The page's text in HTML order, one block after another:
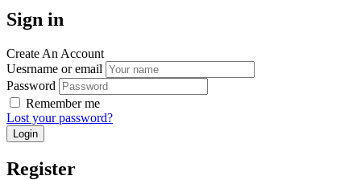
Sign in
Create An Account
Uesrname or email
Password
Remember me
Lost your password?
Register